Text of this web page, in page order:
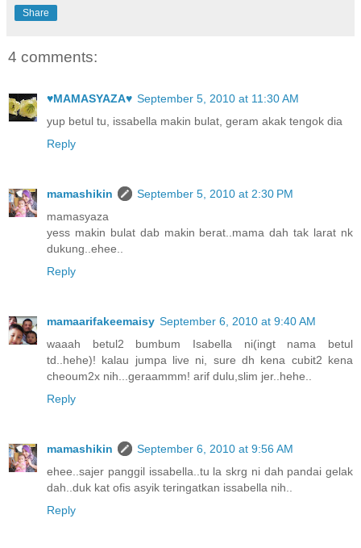
Share
4 comments:
♥MAMASYAZA♥ September 5, 2010 at 11:30 AM
yup betul tu, issabella makin bulat, geram akak tengok dia
Reply
mamashikin
September 5, 2010 at 2:30 PM
mamasyaza
yess makin bulat dab makin berat..mama dah tak larat nk
dukung..ehee..
Reply
mamaarifakeemaisy September 6, 2010 at 9:40 AM
waaah betul2 bumbum Isabella ni(ingt nama betul
td..hehe)! kalau jumpa live ni, sure dh kena cubit2 kena
cheoum2x nih...geraammm! arif dulu,slim jer..hehe..
Reply
mamashikin
September 6, 2010 at 9:56 AM
ehee..sajer panggil issabella..tu la skrg ni dah pandai gelak
dah..duk kat ofis asyik teringatkan issabella nih..
Reply